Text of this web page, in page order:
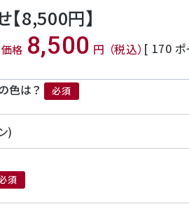
8,500円】
格 8,500 税込 [ 170
色は？